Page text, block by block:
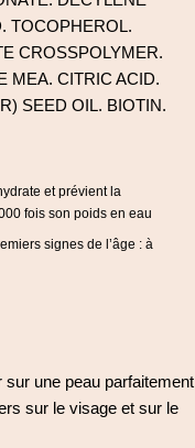
TOCOPHEROL.
CROSSPOLYMER.
MEA. CITRIC ACID.
SEED OIL. BIOTIN.
et prévient la
fois son poids en eau
signes de l’âge : à
une peau parfaitement
sur le visage et sur le